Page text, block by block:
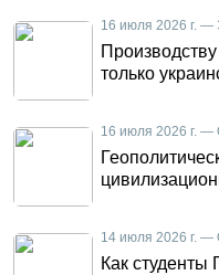
16 июля 2026 г. —
только
16 июля 2026 г. —
14 июля 2026 г. —
Как студенты